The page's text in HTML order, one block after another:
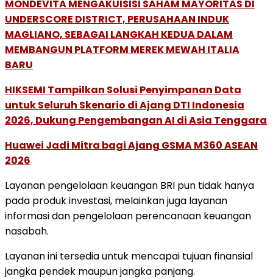
MONDEVITA MENGAKUISISI SAHAM MAYORITAS DI
UNDERSCORE DISTRICT, PERUSAHAAN INDUK
MAGLIANO, SEBAGAI LANGKAH KEDUA DALAM
MEMBANGUN PLATFORM MEREK MEWAH ITALIA
BARU
HIKSEMI Tampilkan Solusi Penyimpanan Data
untuk Seluruh Skenario di Ajang DTI Indonesia
2026, Dukung Pengembangan AI di Asia Tenggara
Huawei Jadi Mitra bagi Ajang GSMA M360 ASEAN
2026
Layanan pengelolaan keuangan BRI pun tidak hanya
pada produk investasi, melainkan juga layanan
informasi dan pengelolaan perencanaan keuangan
nasabah.
Layanan ini tersedia untuk mencapai tujuan finansial
jangka pendek maupun jangka panjang.